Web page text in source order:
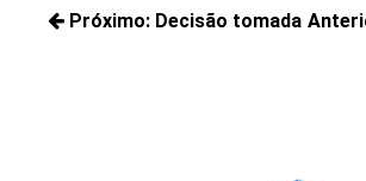
Navegação
Próximo: Decisão tomada